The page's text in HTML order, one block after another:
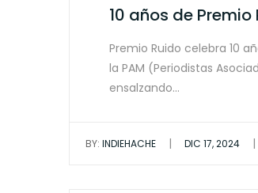
10 años de
Premio Ruido celebra 10
la PAM (Periodistas
ensalzando…
BY: INDIEHACHE | DIC 17, 2024